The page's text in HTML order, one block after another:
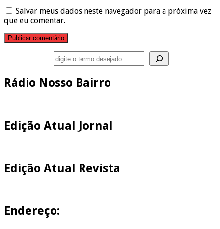
Salvar meus dados neste navegador para a próxima vez
que eu comentar.
Rádio Nosso Bairro
Edição Atual Jornal
Edição Atual Revista
Endereço: